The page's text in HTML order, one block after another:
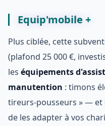
Equip'mobile +
Plus ciblée, cette
(plafond 25 000 €,
les équipements
manutention : timons
tireurs-pousseurs » — et
de les adapter à vos